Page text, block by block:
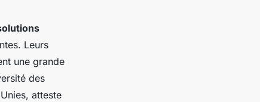
Leurs
une grande
des
atteste